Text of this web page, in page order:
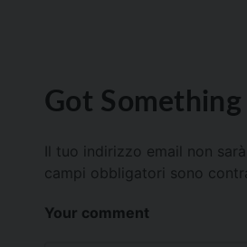
Got Something
Il tuo indirizzo email non
campi obbligatori sono
Your comment